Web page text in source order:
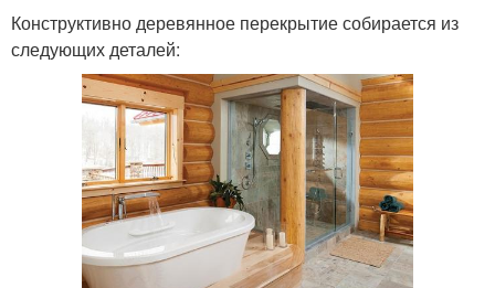
Конструктивно деревянное перекрытие собирается из
следующих деталей: